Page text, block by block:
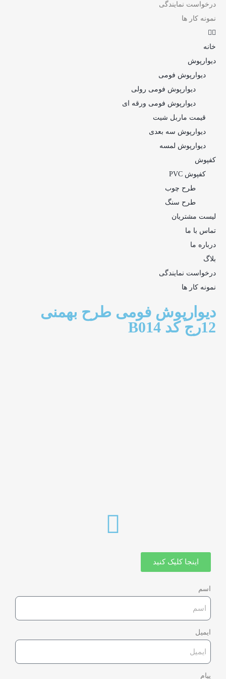
درخواست نمایندگی
نمونه کار ها
خانه
دیوارپوش
دیوارپوش فومی
دیوارپوش فومی رولی
دیوارپوش فومی ورقه ای
قیمت ماربل شیت
دیوارپوش سه بعدی
دیوارپوش لمسه
کفپوش
کفپوش PVC
طرح چوب
طرح سنگ
لیست مشتریان
تماس با ما
درباره ما
بلاگ
درخواست نمایندگی
نمونه کار ها
دیوارپوش فومی طرح بهمنی
12رج کد B014
اینجا کلیک کنید
اسم
ایمیل
پیام